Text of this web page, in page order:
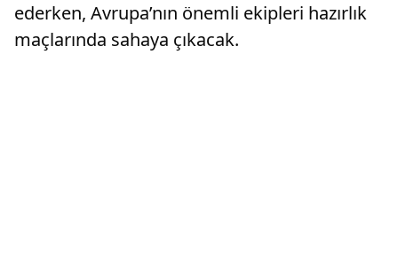
ederken, Avrupa’nın önemli ekipleri hazırlık
maçlarında sahaya çıkacak.